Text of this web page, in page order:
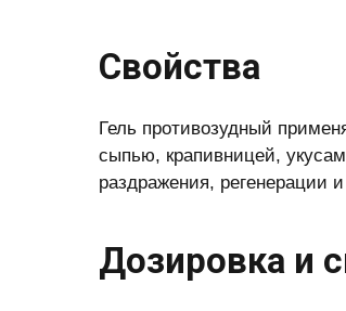
Свойства
Гель противозудный
сыпью, крапивницей,
раздражения, регенерации
Дозировка и